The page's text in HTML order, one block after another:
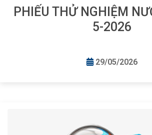
PHIẾU THỬ NGHIỆM
5-2026
29/05/2026